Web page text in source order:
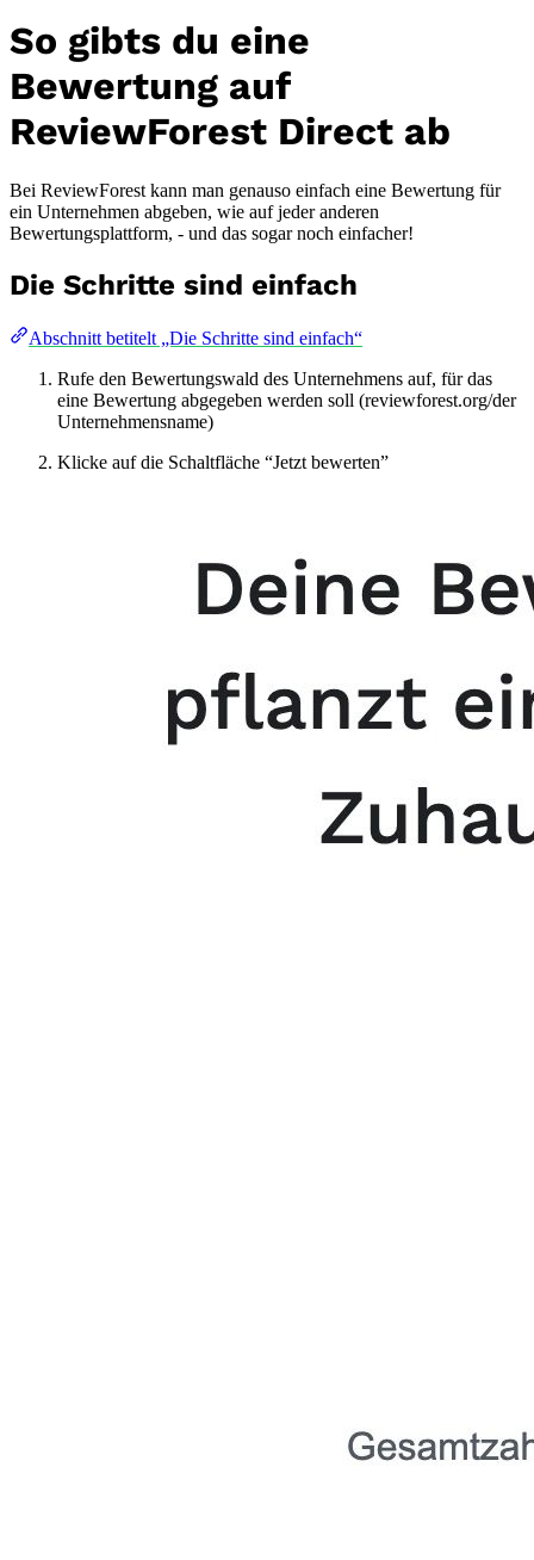
So gibts du eine
Bewertung auf
ReviewForest Direct ab
Bei ReviewForest kann man genauso einfach eine Bewertung für
ein Unternehmen abgeben, wie auf jeder anderen
Bewertungsplattform, - und das sogar noch einfacher!
Die Schritte sind einfach
Abschnitt betitelt „Die Schritte sind einfach“
Rufe den Bewertungswald des Unternehmens auf, für das
eine Bewertung abgegeben werden soll (reviewforest.org/der
Unternehmensname)
Klicke auf die Schaltfläche “Jetzt bewerten”